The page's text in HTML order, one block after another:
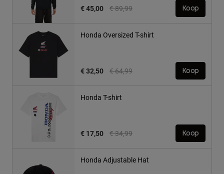
Price reduced from
€ 89,99to
€ 45,00 Koop
Honda Oversized T-shirt
Price reduced from
€ 64,99to
€ 32,50 Koop
Honda T-shirt
Price reduced from
€ 34,99to
€ 17,50 Koop
Honda Adjustable Hat